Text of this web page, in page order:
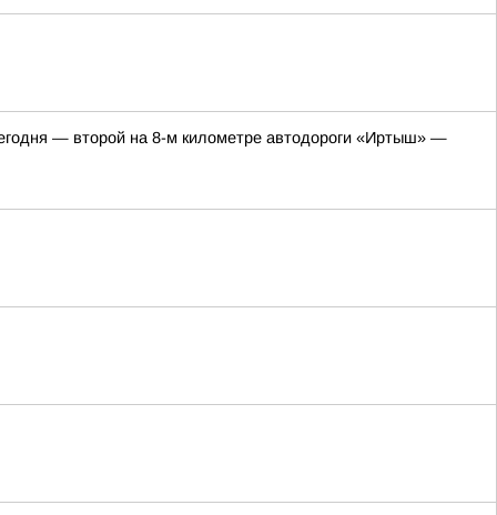
— второй на 8-м километре автодороги «Иртыш» —